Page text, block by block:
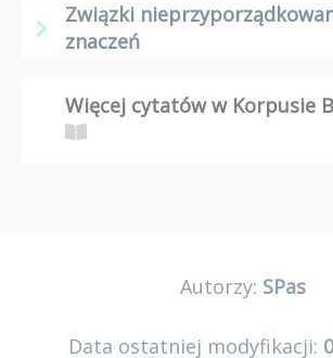
Związki
znaczeń
Więcej cytatów w Korpusie
Autorzy: SPas
Data ostatniej modyfikacji: